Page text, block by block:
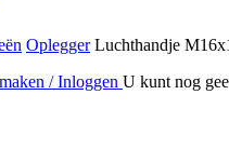
Oplegger Luchthandje
/ Inloggen U kunt nog